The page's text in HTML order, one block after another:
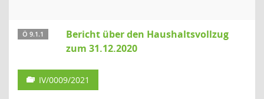
Ö 9.1.1
Bericht über den Haushaltsvollzug
zum 31.12.2020
IV/0009/2021